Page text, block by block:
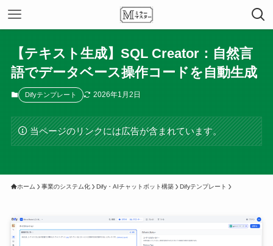
【テキスト生成】SQL Creator：自然言
語でデータベース操作コードを自動生成
Difyテンプレート 2026年1月2日
当ページのリンクには広告が含まれています。
ホーム 事業のシステム化 Dify・AIチャットボット構築 Difyテンプレート